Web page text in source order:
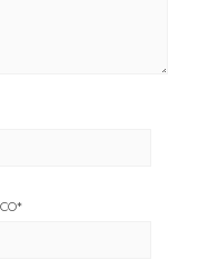
*